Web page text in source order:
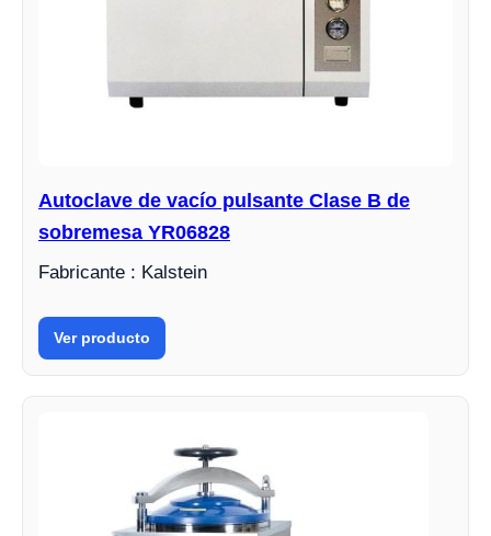
Autoclave de vacío pulsante Clase B de
sobremesa YR06828
Fabricante : Kalstein
Ver producto